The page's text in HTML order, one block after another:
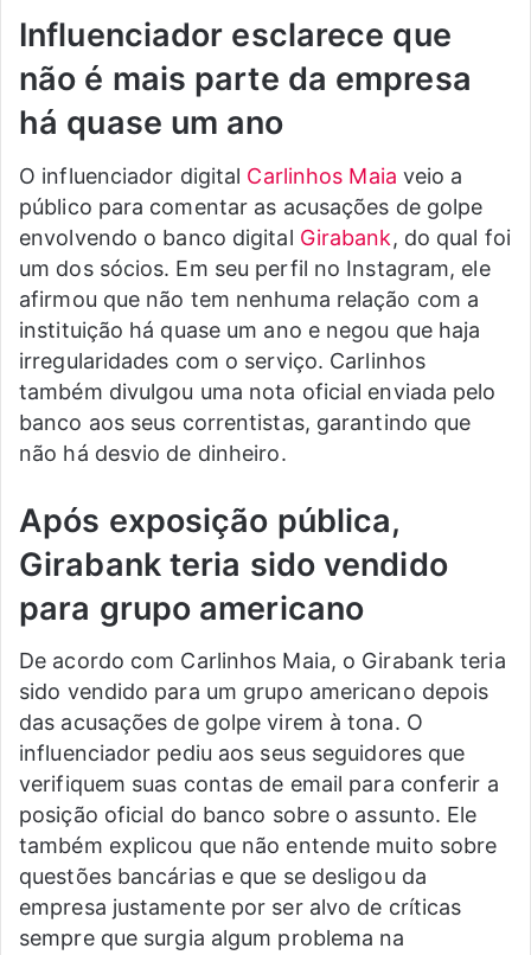
Influenciador esclarece que
não é mais parte da empresa
há quase um ano
O influenciador digital Carlinhos Maia veio a
público para comentar as acusações de golpe
envolvendo o banco digital Girabank, do qual foi
um dos sócios. Em seu perfil no Instagram, ele
afirmou que não tem nenhuma relação com a
instituição há quase um ano e negou que haja
irregularidades com o serviço. Carlinhos
também divulgou uma nota oficial enviada pelo
banco aos seus correntistas, garantindo que
não há desvio de dinheiro.
Após exposição pública,
Girabank teria sido vendido
para grupo americano
De acordo com Carlinhos Maia, o Girabank teria
sido vendido para um grupo americano depois
das acusações de golpe virem à tona. O
influenciador pediu aos seus seguidores que
verifiquem suas contas de email para conferir a
posição oficial do banco sobre o assunto. Ele
também explicou que não entende muito sobre
questões bancárias e que se desligou da
empresa justamente por ser alvo de críticas
sempre que surgia algum problema na